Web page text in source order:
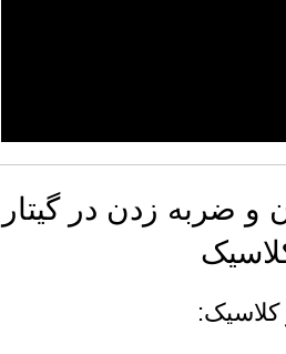
ضربه زدن در گیتار
کلاسیک: